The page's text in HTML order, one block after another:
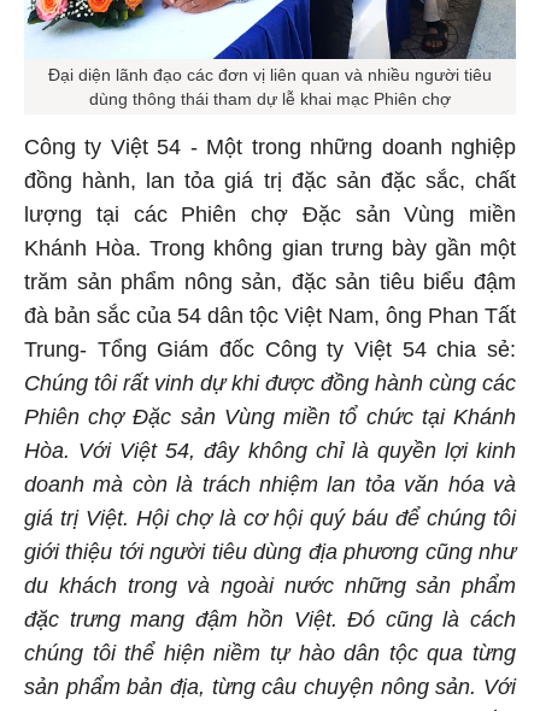
Đại diện lãnh đạo các đơn vị liên quan và nhiều người tiêu
dùng thông thái tham dự lễ khai mạc Phiên chợ
Công ty Việt 54 - Một trong những doanh nghiệp
đồng hành, lan tỏa giá trị đặc sản đặc sắc, chất
lượng tại các Phiên chợ Đặc sản Vùng miền
Khánh Hòa. Trong không gian trưng bày gần một
trăm sản phẩm nông sản, đặc sản tiêu biểu đậm
đà bản sắc của 54 dân tộc Việt Nam, ông Phan Tất
Trung- Tổng Giám đốc Công ty Việt 54 chia sẻ:
Chúng tôi rất vinh dự khi được đồng hành cùng các
Phiên chợ Đặc sản Vùng miền tổ chức tại Khánh
Hòa. Với Việt 54, đây không chỉ là quyền lợi kinh
doanh mà còn là trách nhiệm lan tỏa văn hóa và
giá trị Việt. Hội chợ là cơ hội quý báu để chúng tôi
giới thiệu tới người tiêu dùng địa phương cũng như
du khách trong và ngoài nước những sản phẩm
đặc trưng mang đậm hồn Việt. Đó cũng là cách
chúng tôi thể hiện niềm tự hào dân tộc qua từng
sản phẩm bản địa, từng câu chuyện nông sản. Với